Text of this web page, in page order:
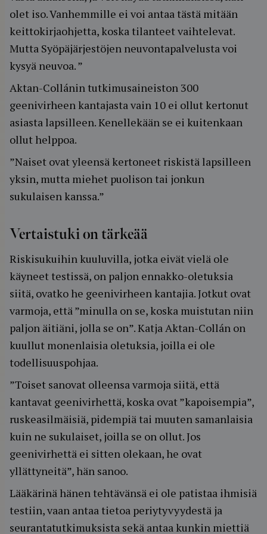
olet iso. Vanhemmille ei voi antaa tästä mitään
keittokirjaohjetta, koska tilanteet vaihtelevat.
Mutta Syöpäjärjestöjen neuvontapalvelusta voi
kysyä neuvoa. ”
Aktan-Collánin tutkimusaineiston 300
geenivirheen kantajasta vain 10 ei ollut kertonut
asiasta lapsilleen. Kenellekään se ei kuitenkaan
ollut helppoa.
”Naiset ovat yleensä kertoneet riskistä lapsilleen
yksin, mutta miehet puolison tai jonkun
sukulaisen kanssa.”
Vertaistuki on tärkeää
Riskisukuihin kuuluvilla, jotka eivät vielä ole
käyneet testissä, on paljon ennakko-oletuksia
siitä, ovatko he geenivirheen kantajia. Jotkut ovat
varmoja, että ”minulla on se, koska muistutan niin
paljon äitiäni, jolla se on”. Katja Aktan-Collán on
kuullut monenlaisia oletuksia, joilla ei ole
todellisuuspohjaa.
”Toiset sanovat olleensa varmoja siitä, että
kantavat geenivirhettä, koska ovat ”kapoisempia”,
ruskeasilmäisiä, pidempiä tai muuten samanlaisia
kuin ne sukulaiset, joilla se on ollut. Jos
geenivirhettä ei sitten olekaan, he ovat
yllättyneitä”, hän sanoo.
Lääkärinä hänen tehtävänsä ei ole patistaa ihmisiä
testiin, vaan antaa tietoa periytyvyydestä ja
seurantatutkimuksista sekä antaa kunkin miettiä